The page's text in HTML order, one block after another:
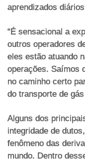
aprendizados
“É sensacional a
outros operadores
eles estão atuando
operações. Saímos
no caminho certo
do transporte de
Alguns dos
integridade de
fenômeno das
mundo. Dentro